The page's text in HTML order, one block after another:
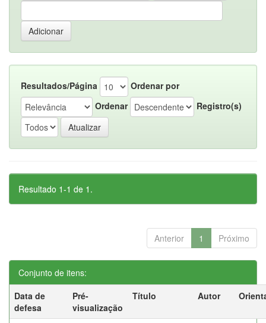
Resultados/Página
Ordenar por
Ordenar
Registro(s)
Resultado 1-1 de 1.
Anterior 1 Próximo
Conjunto de itens:
Data de
defesa
Pré-
visualização
Título Autor